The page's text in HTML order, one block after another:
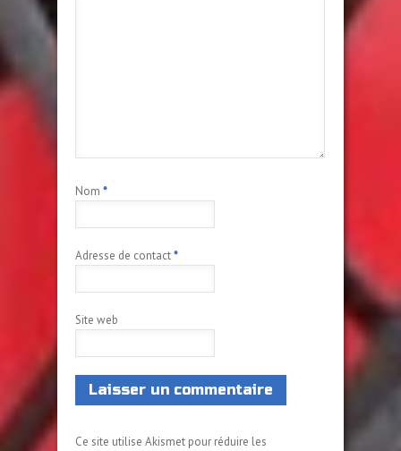
Nom *
Adresse de contact*
Site web
Ce site utilise Akismet pour réduire les